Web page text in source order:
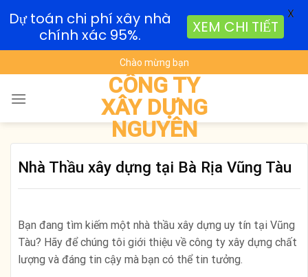
to
content
Chào mừng bạn
CÔNG TY
XÂY DỰNG
NGUYÊN
Nhà Thầu xây dựng tại Bà Rịa Vũng Tàu
Bạn đang tìm kiếm một nhà thầu xây dựng uy tín tại Vũng
Tàu? Hãy để chúng tôi giới thiệu về công ty xây dựng chất
lượng và đáng tin cậy mà bạn có thể tin tưởng.
Dự toán chi phí xây nhà
chính xác 95%.
XEM CHI TIẾT
X